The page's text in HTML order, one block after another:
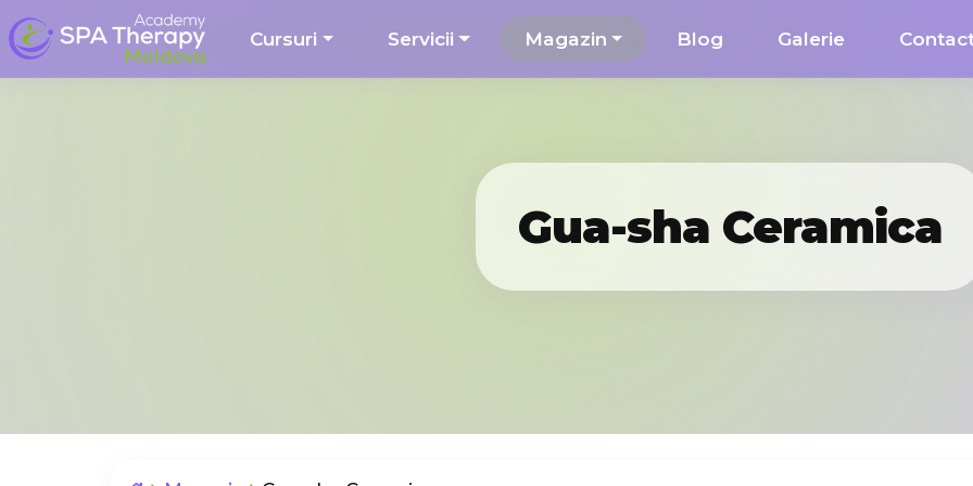
Cursuri Servicii Magazin Blog Galerie
Gua-sha Ceramica